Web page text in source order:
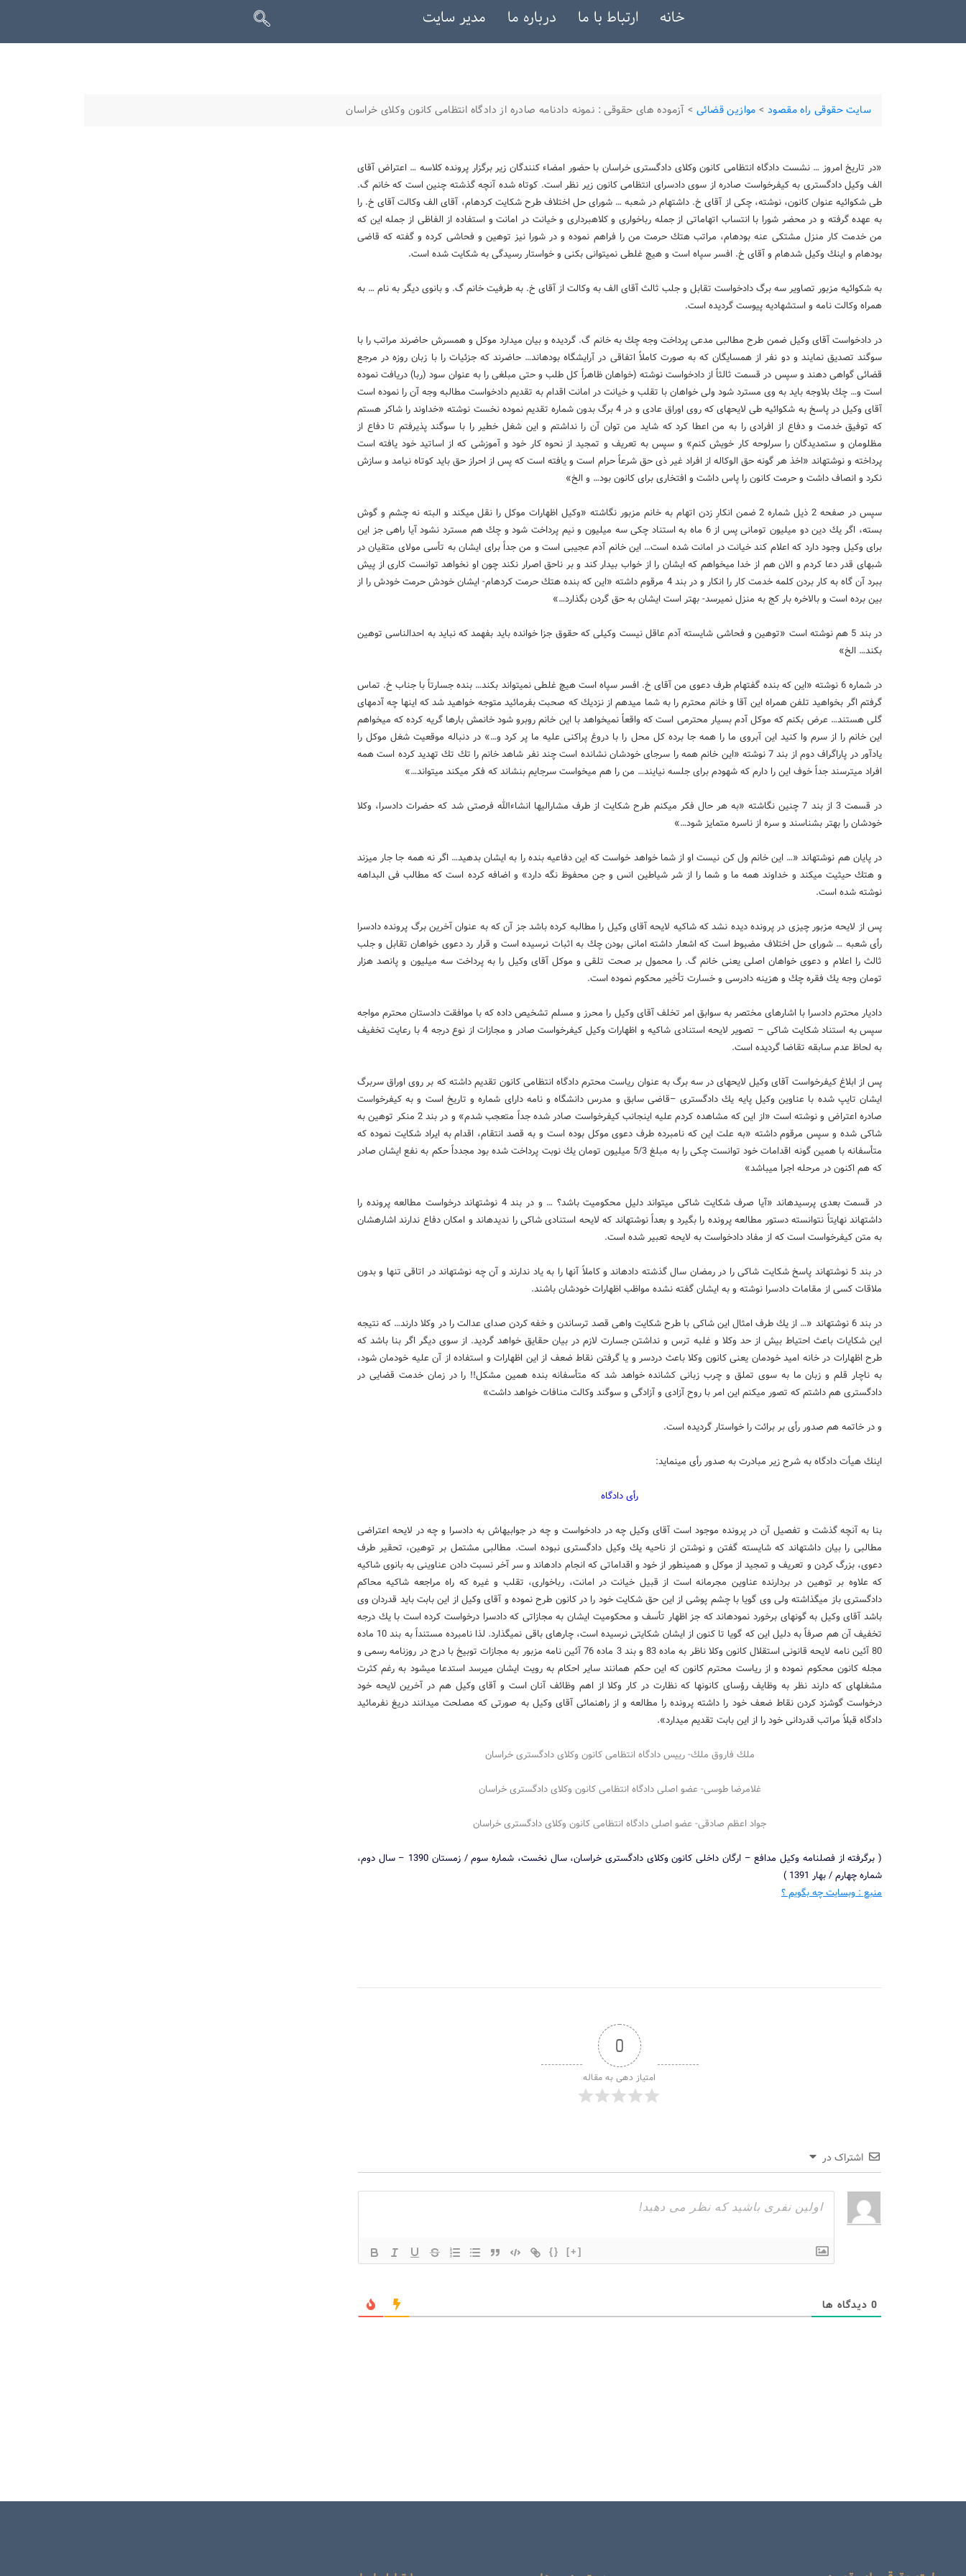
خانه ارتباط با ما درباره ما مدیر سایت
سایت حقوقی راه مقصود > موازین قضائی > آزموده های حقوقی : نمونه دادنامه صادره از دادگاه انتظامی کانون وکلای خراسان
«در تاریخ امروز … نشست دادگاه انتظامی كانون وكلای دادگستری خراسان با حضور امضاء كنندگان زیر برگزار پرونده كلاسه … اعتراض آقای
الف وكیل دادگستری به كیفرخواست صادره از سوی دادسرای انتظامی كانون زیر نظر است. كوتاه شده آنچه گذشته چنین است كه خانم گ.
طی شكوائیه عنوان كانون، نوشته، چكی از آقای خ. داشته­ام در شعبه … شورای حل اختلاف طرح شكایت كرده­ام، آقای الف وكالت آقای خ. را
به عهده گرفته و در محضر شورا با انتساب اتهاماتی از جمله رباخواری و كلاهبرداری و خیانت در امانت و استفاده از الفاظی از جمله این كه
من خدمت كار منزل مشتكی عنه بوده­ام، مراتب هتك حرمت من را فراهم نموده و در شورا نیز توهین و فحاشی كرده و گفته كه قاضی
بوده­ام و اینك وكیل شده­ام و آقای خ. افسر سپاه است و هیچ غلطی نمی­توانی بكنی و خواستار رسیدگی به شكایت شده است.
به شكوائیه مزبور تصاویر سه برگ دادخواست تقابل و جلب ثالث آقای الف به وكالت از آقای خ. به طرفیت خانم گ. و بانوی دیگر به نام … به
همراه وكالت نامه و استشهادیه پیوست گردیده است.
در دادخواست آقای وكیل ضمن طرح مطالبی مدعی پرداخت وجه چك به خانم گ. گردیده و بیان می­دارد موكل و همسرش حاضرند مراتب را با
سوگند تصدیق نمایند و دو نفر از همسایگان كه به صورت كاملاً اتفاقی در آرایشگاه بوده­اند… حاضرند كه جزئیات را با زبان روزه در مرجع
قضائی گواهی دهند و سپس در قسمت ثالثاً از دادخواست نوشته (خواهان ظاهراً كل طلب و حتی مبلغی را به عنوان سود (ربا) دریافت نموده
است و… چك بلاوجه باید به وی مسترد شود ولی خواهان با تقلب و خیانت در امانت اقدام به تقدیم دادخواست مطالبه وجه آن را نموده است
آقای وكیل در پاسخ به شكوائیه طی لایحه­ای كه روی اوراق عادی و در 4 برگ بدون شماره تقدیم نموده نخست نوشته «خداوند را شاكر هستم
كه توفیق خدمت و دفاع از افرادی را به من اعطا كرد كه شاید من توان آن را نداشتم و این شغل خطیر را با سوگند پذیرفتم تا دفاع از
مظلومان و ستمدیدگان را سرلوحه كار خویش كنم» و سپس به تعریف و تمجید از نحوه كار خود و آموزشی كه از اساتید خود یافته است
پرداخته و نوشته­اند «اخذ هر گونه حق الوكاله از افراد غیر ذی حق شرعاً حرام است و یافته است كه پس از احراز حق باید كوتاه نیامد و سازش
نكرد و انصاف داشت و حرمت كانون را پاس داشت و افتخاری برای كانون بود… و الخ»
سپس در صفحه 2 ذیل شماره 2 ضمن انكارِ زدن اتهام به خانم مزبور نگاشته «وكیل اظهارات موكل را نقل می­كند و البته نه چشم و گوش
بسته، اگر یك دین دو میلیون تومانی پس از 6 ماه به استناد چكی سه میلیون و نیم پرداخت شود و چك هم مسترد نشود آیا راهی جز این
برای وكیل وجود دارد كه اعلام كند خیانت در امانت شده است… این خانم آدم عجیبی است و من جداً برای ایشان به تأسی مولای متقیان در
شب­های قدر دعا كردم و الان هم از خدا می­خواهم كه ایشان را از خواب بیدار كند و بر ناحق اصرار نكند چون او نخواهد توانست كاری از پیش
ببرد آن گاه به كار بردن كلمه خدمت كار را انكار و در بند 4 مرقوم داشته «این كه بنده هتك حرمت كرده­ام- ایشان خودش حرمت خودش را از
بین برده است و بالاخره بار كج به منزل نمی­رسد- بهتر است ایشان به حق گردن بگذارد…»
در بند 5 هم نوشته است «توهین و فحاشی شایسته آدم عاقل نیست وكیلی كه حقوق جزا خوانده باید بفهمد كه نباید به احدالناسی توهین
بكند… الخ»
در شماره 6 نوشته «این كه بنده گفته­ام طرف دعوی من آقای خ. افسر سپاه است هیچ غلطی نمی­تواند بكند… بنده جسارتاً با جناب خ. تماس
گرفتم اگر بخواهید تلفن همراه این آقا و خانم محترم را به شما می­دهم از نزدیك كه صحبت بفرمائید متوجه خواهید شد كه این­ها چه آدم­های
گلی هستند… عرض بكنم كه موكل آدم بسیار محترمی است كه واقعاً نمی­خواهد با این خانم روبرو شود خانمش بارها گریه كرده كه می­خواهم
این خانم را از سرم وا كنید این آبروی ما را همه جا برده كل محل را با دروغ پراكنی علیه ما پر كرد و…» در دنباله موقعیت شغل موكل را
یادآور در پاراگراف دوم از بند 7 نوشته «این خانم همه را سرجای خودشان نشانده است چند نفر شاهد خانم را تك تك تهدید كرده است همه
افراد می­ترسند جداً خوف این را دارم كه شهودم برای جلسه نیایند… من را هم می­خواست سرجایم بنشاند كه فكر می­كند می­تواند…»
در قسمت 3 از بند 7 چنین نگاشته «به هر حال فكر می­كنم طرح شكایت از طرف مشارالیها انشاءالله فرصتی شد كه حضرات دادسرا، وكلا
خودشان را بهتر بشناسند و سره از ناسره متمایز شود…»
در پایان هم نوشته­اند «… این خانم ول كن نیست او از شما خواهد خواست كه این دفاعیه بنده را به ایشان بدهید… اگر نه همه جا جار می­زند
و هتك حیثیت می­كند و خداوند همه ما و شما را از شر شیاطین انس و جن محفوظ نگه دارد» و اضافه كرده است كه مطالب فی البداهه
نوشته شده است.
پس از لایحه مزبور چیزی در پرونده دیده نشد كه شاكیه لایحه آقای وكیل را مطالبه كرده باشد جز آن كه به عنوان آخرین برگ پرونده دادسرا
رأی شعبه … شورای حل اختلاف مضبوط است كه اشعار داشته امانی بودن چك به اثبات نرسیده است و قرار رد دعوی خواهان تقابل و جلب
ثالث را اعلام و دعوی خواهان اصلی یعنی خانم گ. را محمول بر صحت تلقی و موكل آقای وكیل را به پرداخت سه میلیون و پانصد هزار
تومان وجه یك فقره چك و هزینه دادرسی و خسارت تأخیر محكوم نموده است.
دادیار محترم دادسرا با اشاره­ای مختصر به سوابق امر تخلف آقای وكیل را محرز و مسلم تشخیص داده كه با موافقت دادستان محترم مواجه
سپس به استناد شكایت شاكی – تصویر لایحه استنادی شاكیه و اظهارات وكیل كیفرخواست صادر و مجازات از نوع درجه 4 با رعایت تخفیف
به لحاظ عدم سابقه تقاضا گردیده است.
پس از ابلاغ كیفرخواست آقای وكیل لایحه­ای در سه برگ به عنوان ریاست محترم دادگاه انتظامی كانون تقدیم داشته كه بر روی اوراق سربرگ
ایشان تایپ شده با عناوین وكیل پایه یك دادگستری –قاضی سابق و مدرس دانشگاه و نامه دارای شماره و تاریخ است و به كیفرخواست
صادره اعتراض و نوشته است «از این كه مشاهده كردم علیه اینجانب كیفرخواست صادر شده جداً متعجب شدم» و در بند 2 منكر توهین به
شاكی شده و سپس مرقوم داشته «به علت این كه نامبرده طرف دعوی موكل بوده است و به قصد انتقام، اقدام به ایراد شكایت نموده كه
متأسفانه با همین گونه اقدامات خود توانست چكی را به مبلغ 5/3 میلیون تومان یك نوبت پرداخت شده بود مجدداً حكم به نفع ایشان صادر
كه هم اكنون در مرحله اجرا می­باشد»
در قسمت بعدی پرسیده­اند «آیا صرف شكایت شاكی می­تواند دلیل محكومیت باشد؟ … و در بند 4 نوشته­اند درخواست مطالعه پرونده را
داشته­اند نهایتاً نتوانسته دستور مطالعه پرونده را بگیرد و بعداً نوشته­اند كه لایحه استنادی شاكی را ندیده­اند و امكان دفاع ندارند اشاره­شان
به متن كیفرخواست است كه از مفاد دادخواست به لایحه تعبیر شده است.
در بند 5 نوشته­اند پاسخ شكایت شاكی را در رمضان سال گذشته داده­اند و كاملاً آن­ها را به یاد ندارند و آن چه نوشته­اند در اتاقی تنها و بدون
ملاقات كسی از مقامات دادسرا نوشته و به ایشان گفته نشده مواظب اظهارات خودشان باشند.
در بند 6 نوشته­اند «… از یك طرف امثال این شاكی با طرح شكایت واهی قصد ترساندن و خفه كردن صدای عدالت را در وكلا دارند… كه نتیجه
این شكایات باعث احتیاط بیش از حد وكلا و غلبه ترس و نداشتن جسارت لازم در بیان حقایق خواهد گردید. از سوی دیگر اگر بنا باشد كه
طرح اظهارات در خانه امید خودمان یعنی كانون وكلا باعث دردسر و یا گرفتن نقاط ضعف از این اظهارات و استفاده از آن علیه خودمان شود،
به ناچار قلم و زبان ما به سوی تملق و چرب زبانی كشانده خواهد شد كه متأسفانه بنده همین مشكل!! را در زمان خدمت قضایی در
دادگستری هم داشتم كه تصور می­كنم این امر با روح آزادی و آزادگی و سوگند وكالت منافات خواهد داشت»
و در خاتمه هم صدور رأی بر برائت را خواستار گردیده است.
اینك هیأت دادگاه به شرح زیر مبادرت به صدور رأی می­نماید:
رأی دادگاه
بنا به آنچه گذشت و تفصیل آن در پرونده موجود است آقای وكیل چه در دادخواست و چه در جوابیه­اش به دادسرا و چه در لایحه اعتراضی
مطالبی را بیان داشته­اند كه شایسته گفتن و نوشتن از ناحیه یك وكیل دادگستری نبوده است. مطالبی مشتمل بر توهین، تحقیر طرف
دعوی، بزرگ كردن و تعریف و تمجید از موكل و همینطور از خود و اقداماتی كه انجام داده­اند و سر آخر نسبت دادن عناوینی به بانوی شاكیه
كه علاوه بر توهین در بردارنده عناوین مجرمانه است از قبیل خیانت در امانت، رباخواری، تقلب و غیره كه راه مراجعه شاكیه محاكم
دادگستری باز می­گذاشته ولی وی گویا با چشم پوشی از این حق شكایت خود را در كانون طرح نموده و آقای وكیل از این بابت باید قدردان وی
باشد آقای وكیل به گونه­ای برخورد نموده­اند كه جز اظهار تأسف و محكومیت ایشان به مجازاتی كه دادسرا درخواست كرده است با یك درجه
تخفیف آن هم صرفاً به دلیل این كه گویا تا كنون از ایشان شكایتی نرسیده است، چاره­ای باقی نمی­گذارد. لذا نامبرده مستنداً به بند 10 ماده
80 آئین نامه لایحه قانونی استقلال كانون وكلا ناظر به ماده 83 و بند 3 ماده 76 آئین نامه مزبور به مجازات توبیخ با درج در روزنامه رسمی و
مجله كانون محكوم نموده و از ریاست محترم كانون كه این حكم همانند سایر احكام به رویت ایشان می­رسد استدعا می­شود به رغم كثرت
مشغله­ای كه دارند نظر به وظایف رؤسای كانون­ها كه نظارت در كار وكلا از اهم وظائف آنان است و آقای وكیل هم در آخرین لایحه خود
درخواست گوشزد كردن نقاط ضعف خود را داشته پرونده را مطالعه و از راهنمائی آقای وكیل به صورتی كه مصلحت می­دانند دریغ نفرمائید
دادگاه قبلاً مراتب قدردانی خود را از این بابت تقدیم می­دارد».
ملك فاروق ملك- رییس دادگاه انتظامی كانون وكلای دادگستری خراسان
غلامرضا طوسی- عضو اصلی دادگاه انتظامی كانون وكلای دادگستری خراسان
جواد اعظم صادقی- عضو اصلی دادگاه انتظامی كانون وكلای دادگستری خراسان
( برگرفته از فصلنامه وکیل مدافع – ارگان داخلی کانون وکلای دادگستری خراسان، سال نخست، شماره سوم / زمستان 1390 – سال دوم،
شماره چهارم / بهار 1391 )
منبع : وبسایت چه بگویم ؟
0
امتیاز دهی به مقاله
اشتراک در
{} [+]
0 دیدگاه ها